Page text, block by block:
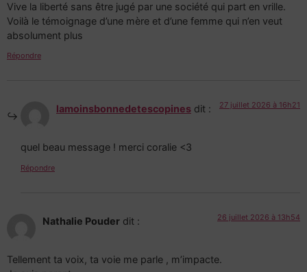
Vive la liberté sans être jugé par une société qui part en vrille.
Voilà le témoignage d’une mère et d’une femme qui n’en veut
absolument plus
Répondre
lamoinsbonnedetescopines dit : 27 juillet 2026 à 16h21
quel beau message ! merci coralie <3
Répondre
Nathalie Pouder dit : 26 juillet 2026 à 13h54
Tellement ta voix, ta voie me parle , m’impacte.